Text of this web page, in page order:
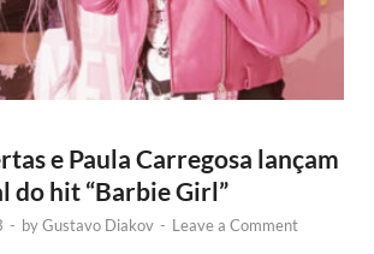
e Paula Carregosa lançam
do hit “Barbie Girl”
- byGustavo Diakov - Leave a Comment